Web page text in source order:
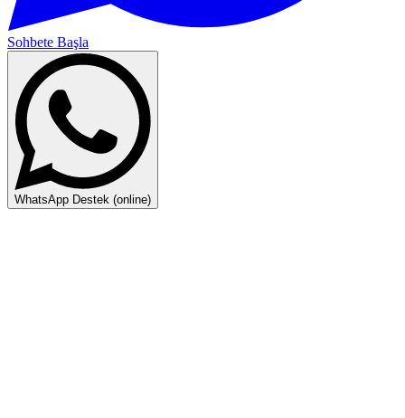
Sohbete Başla
WhatsApp Destek (online)